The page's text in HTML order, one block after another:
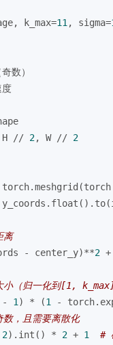
k_max=11 , sigma=
数）
H //
2, W // 2
float
离
- center_y)**
2
小（归一化到[1,
- 1 ) * (1
-
，且需要离散化
2). int () * 2 + 1
#